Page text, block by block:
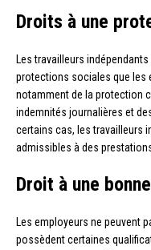
Droits à une
Les travailleurs
protections sociales que les
notamment de la protection
indemnités journalières et
certains cas, les travailleurs
admissibles à des
Droit à une
Les employeurs ne peuvent
possèdent certaines